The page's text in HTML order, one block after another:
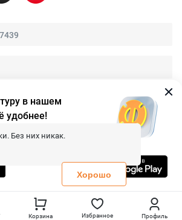
- Вебформат.
офертой
Корзина Избранное Профиль
в нашем
удобнее!
Без них никак.
Хорошо